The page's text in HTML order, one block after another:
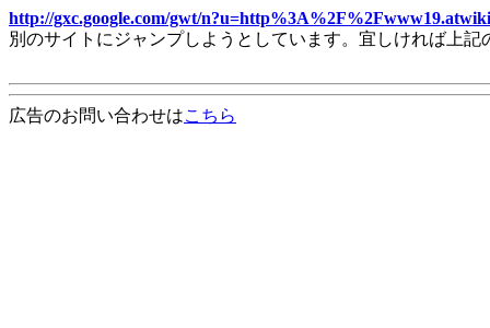
http://gxc.google.com/gwt/
別のサイトにジャンプしようとしています。宜しければ上
広告のお問い合わせはこちら